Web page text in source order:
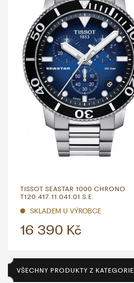
TISSOT SEASTAR 1000 CHRONO
T120.417.11.041.01 S.E.
SKLADEM U VÝROBCE
16 390 Kč
VŠECHNY PRODUKTY Z KATEGORIE